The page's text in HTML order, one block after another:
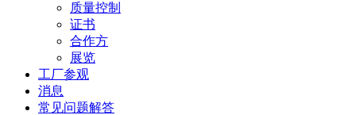
质量控制
证书
合作方
展览
工厂参观
消息
常见问题解答